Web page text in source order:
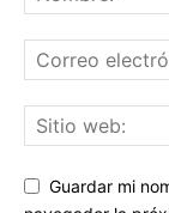
Guardar mi